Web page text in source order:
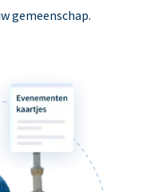
gemeenschap.